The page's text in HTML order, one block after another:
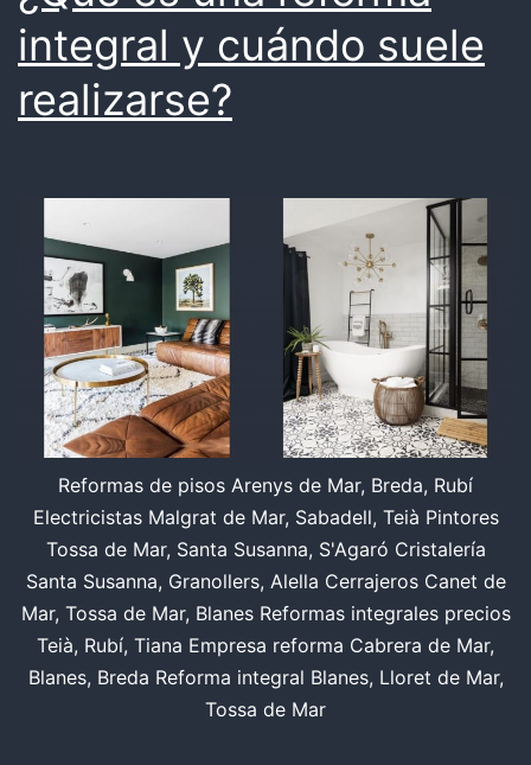
integral y cuándo suele
realizarse?
Reformas de pisos Arenys de Mar, Breda, Rubí
Electricistas Malgrat de Mar, Sabadell, Teià Pintores
Tossa de Mar, Santa Susanna, S'Agaró Cristalería
Santa Susanna, Granollers, Alella Cerrajeros Canet de
Mar, Tossa de Mar, Blanes Reformas integrales precios
Teià, Rubí, Tiana Empresa reforma Cabrera de Mar,
Blanes, Breda Reforma integral Blanes, Lloret de Mar,
Tossa de Mar